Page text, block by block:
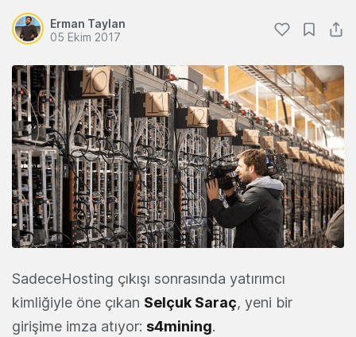
Erman Taylan
05 Ekim 2017
SadeceHosting çıkışı sonrasında yatırımcı
kimliğiyle öne çıkan Selçuk Saraç, yeni bir
girişime imza atıyor: s4mining.